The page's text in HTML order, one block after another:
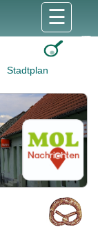
Stadtplan
☰